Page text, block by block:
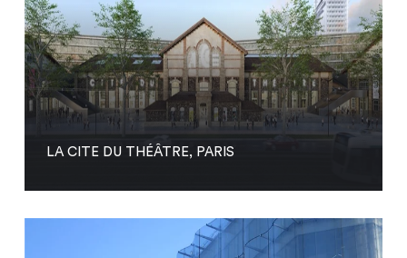
LA CITE DU THÉÂTRE, PARIS